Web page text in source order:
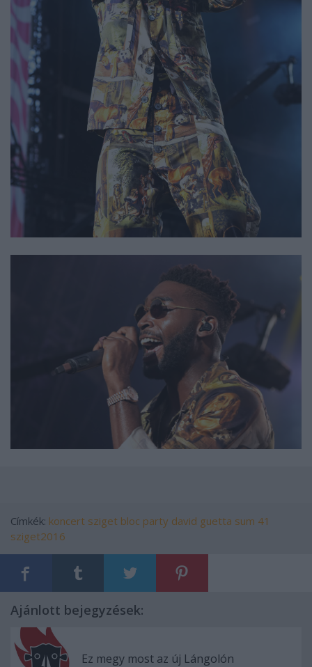
Címkék: koncert sziget bloc party david guetta sum 41
sziget2016
Ajánlott bejegyzések:
Ez megy most az új Lángolón